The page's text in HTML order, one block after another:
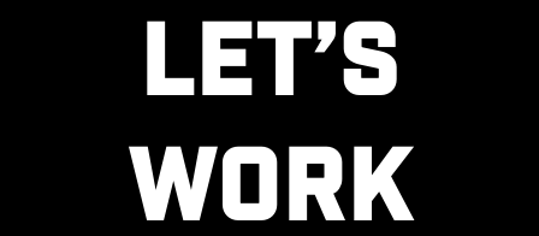
Let’s
work